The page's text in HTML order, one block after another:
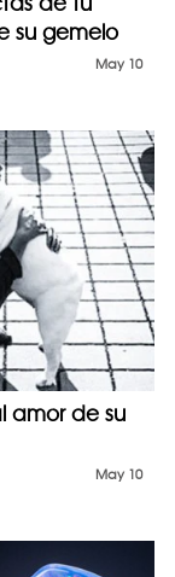
su gemelo
May 10
amor de su
May 10